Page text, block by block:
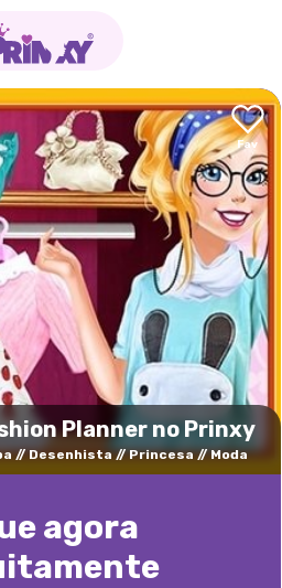
Planner no Prinxy
Desenhista Princesa Moda
agora